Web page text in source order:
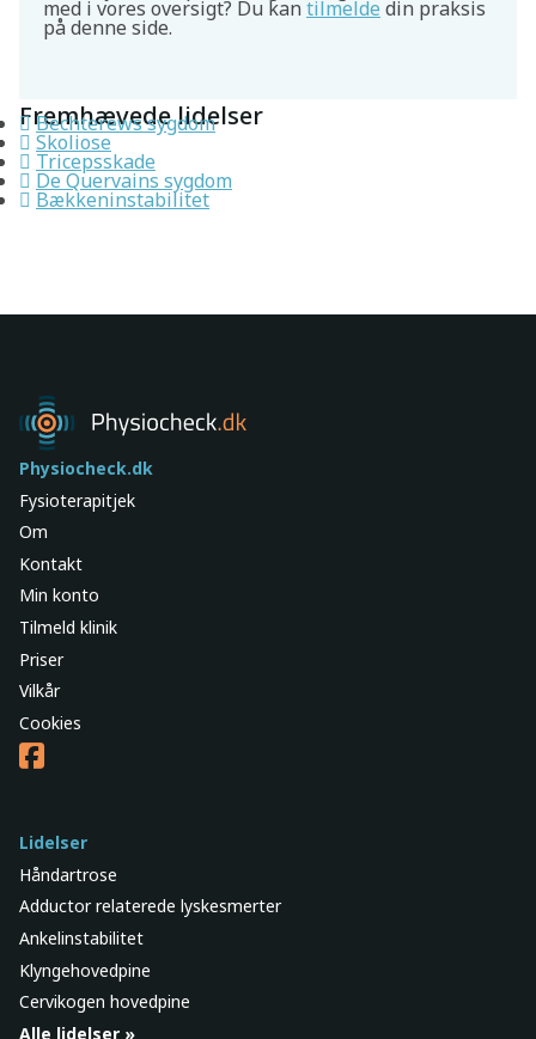
med i vores oversigt? Du kan tilmelde din praksis
på denne side.
Fremhævede lidelser
Bechterews sygdom
Skoliose
Tricepsskade
De Quervains sygdom
Bækkeninstabilitet
Physiocheck.dk
Fysioterapitjek
Om
Kontakt
Min konto
Tilmeld klinik
Priser
Vilkår
Cookies
Lidelser
Håndartrose
Adductor relaterede lyskesmerter
Ankelinstabilitet
Klyngehovedpine
Cervikogen hovedpine
Alle lidelser »